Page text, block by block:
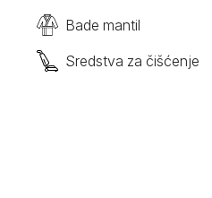
Bade mantil
Sredstva za čišćenje